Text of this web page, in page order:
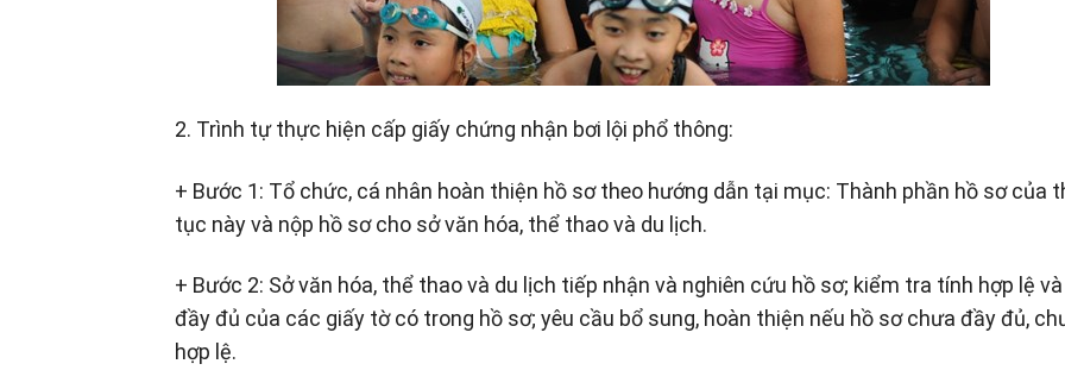
2. Trình tự thực hiện cấp giấy chứng nhận bơi lội phổ thông:
+ Bước 1: Tổ chức, cá nhân hoàn thiện hồ sơ theo hướng dẫn tại mục: Thành phần hồ sơ của
tục này và nộp hồ sơ cho sở văn hóa, thể thao và du lịch.
+ Bước 2: Sở văn hóa, thể thao và du lịch tiếp nhận và nghiên cứu hồ sơ; kiểm tra tính hợp lệ và
đầy đủ của các giấy tờ có trong hồ sơ; yêu cầu bổ sung, hoàn thiện nếu hồ sơ chưa đầy đủ,
hợp lệ.